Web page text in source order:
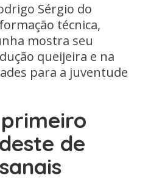
Sérgio do
técnica,
mostra seu
queijeira e na
para a juventude
de